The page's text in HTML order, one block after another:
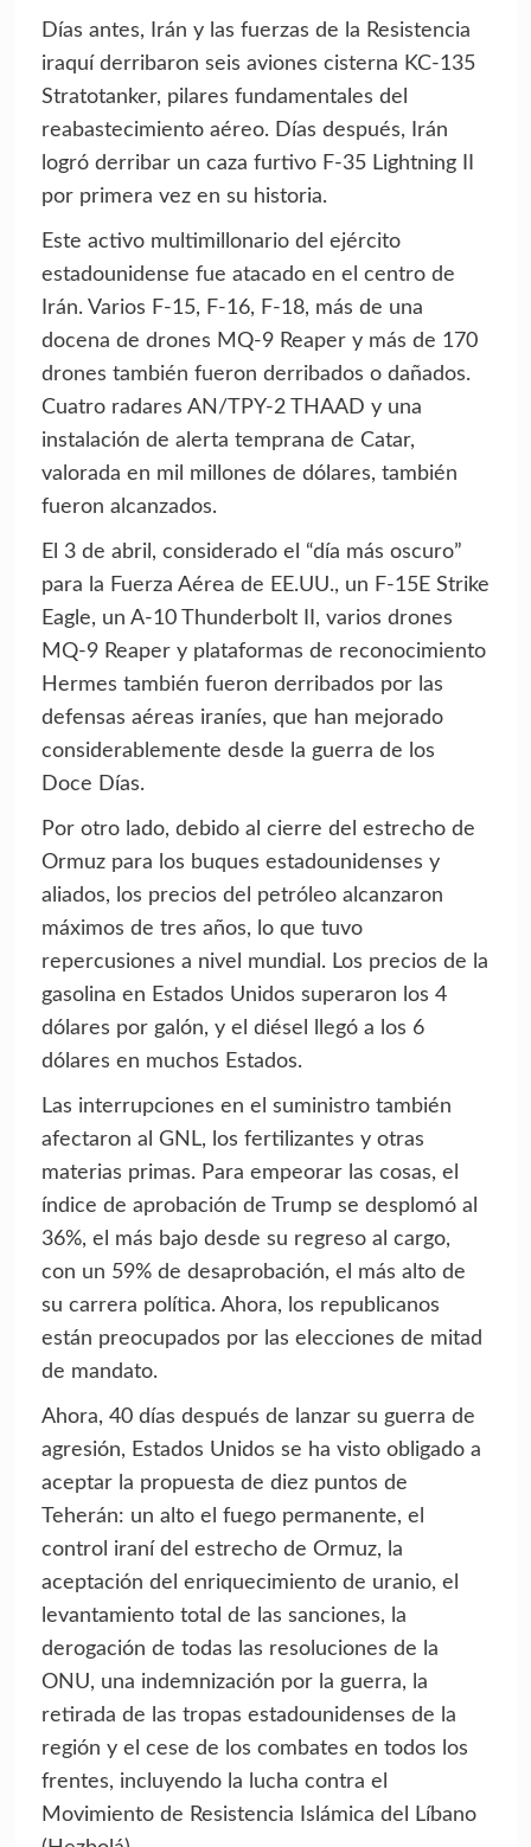
Días antes, Irán y las fuerzas de la Resistencia
iraquí derribaron seis aviones cisterna KC-135
Stratotanker, pilares fundamentales del
reabastecimiento aéreo. Días después, Irán
logró derribar un caza furtivo F-35 Lightning II
por primera vez en su historia.
Este activo multimillonario del ejército
estadounidense fue atacado en el centro de
Irán. Varios F-15, F-16, F-18, más de una
docena de drones MQ-9 Reaper y más de 170
drones también fueron derribados o dañados.
Cuatro radares AN/TPY-2 THAAD y una
instalación de alerta temprana de Catar,
valorada en mil millones de dólares, también
fueron alcanzados.
El 3 de abril, considerado el “día más oscuro”
para la Fuerza Aérea de EE.UU., un F-15E Strike
Eagle, un A-10 Thunderbolt II, varios drones
MQ-9 Reaper y plataformas de reconocimiento
Hermes también fueron derribados por las
defensas aéreas iraníes, que han mejorado
considerablemente desde la guerra de los
Doce Días.
Por otro lado, debido al cierre del estrecho de
Ormuz para los buques estadounidenses y
aliados, los precios del petróleo alcanzaron
máximos de tres años, lo que tuvo
repercusiones a nivel mundial. Los precios de la
gasolina en Estados Unidos superaron los 4
dólares por galón, y el diésel llegó a los 6
dólares en muchos Estados.
Las interrupciones en el suministro también
afectaron al GNL, los fertilizantes y otras
materias primas. Para empeorar las cosas, el
índice de aprobación de Trump se desplomó al
36%, el más bajo desde su regreso al cargo,
con un 59% de desaprobación, el más alto de
su carrera política. Ahora, los republicanos
están preocupados por las elecciones de mitad
de mandato.
Ahora, 40 días después de lanzar su guerra de
agresión, Estados Unidos se ha visto obligado a
aceptar la propuesta de diez puntos de
Teherán: un alto el fuego permanente, el
control iraní del estrecho de Ormuz, la
aceptación del enriquecimiento de uranio, el
levantamiento total de las sanciones, la
derogación de todas las resoluciones de la
ONU, una indemnización por la guerra, la
retirada de las tropas estadounidenses de la
región y el cese de los combates en todos los
frentes, incluyendo la lucha contra el
Movimiento de Resistencia Islámica del Líbano